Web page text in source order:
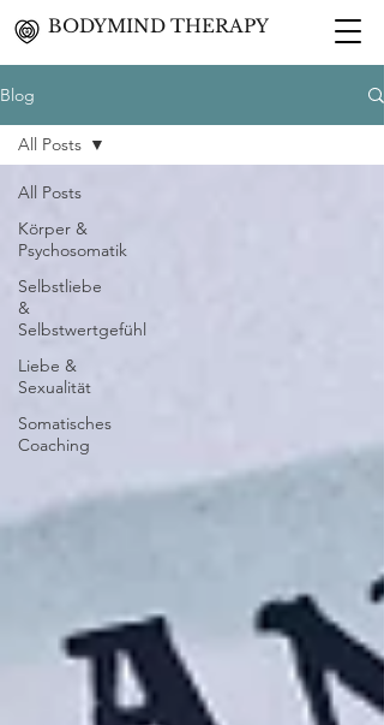
BODYMIND THERAPY
Blog
All Posts
Körper &
Psychosomatik
Selbstliebe
&
Selbstwertgefühl
Liebe &
Sexualität
Somatisches
Coaching
All Posts